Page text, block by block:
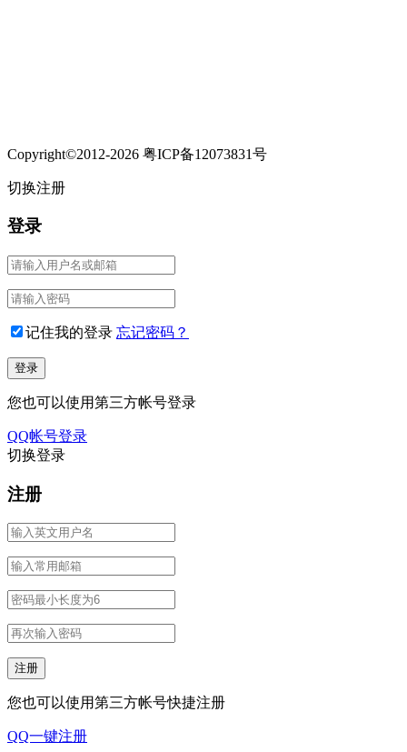
Copyright©2012-2026 粤ICP备12073831号
切换注册
登录
记住我的登录 忘记密码？
您也可以使用第三方帐号登录
QQ帐号登录
切换登录
注册
您也可以使用第三方帐号快捷注册
QQ一键注册